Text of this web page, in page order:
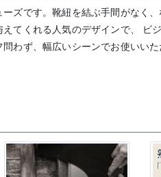
ーズです。靴紐を結ぶ手間がなく
えてくれる人気のデザインで、 ビ
わず、幅広いシーンでお使いいた